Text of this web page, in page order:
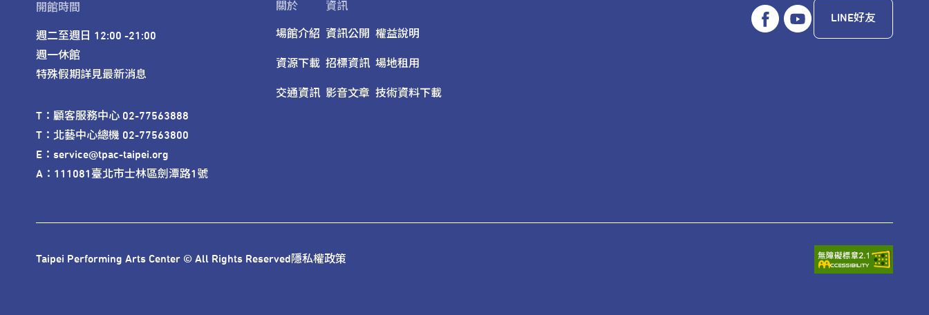
開館時間
週二至週日 12:00 -21:00
週一休館
特殊假期詳見最新消息
T：顧客服務中心 02-77563888
T：北藝中心總機 02-77563800
E：service@tpac-taipei.org
A：111081臺北市士林區劍潭路1號
關於
場館介紹
資源下載
交通資訊
資訊
資訊公開
招標資訊
影音文章
權益說明
場地租用
技術資料下載
LINE好友
Taipei Performing Arts Center © All Rights Reserved隱私權政策